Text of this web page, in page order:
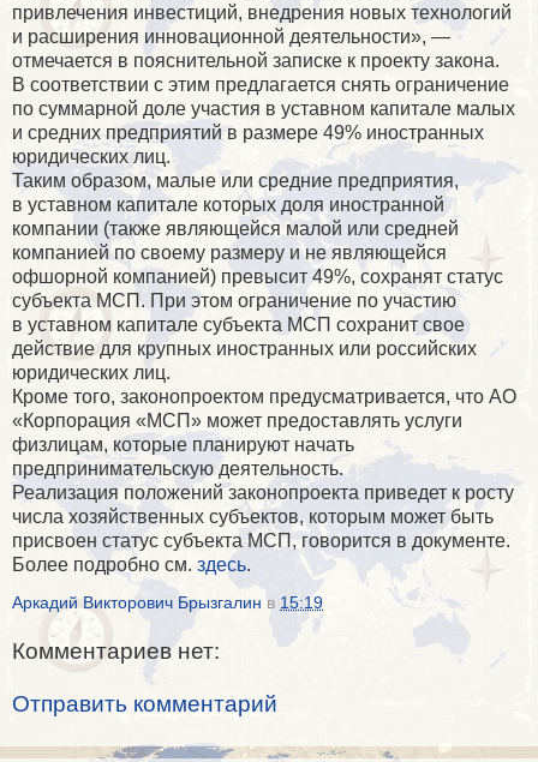
привлечения инвестиций, внедрения новых технологий
и расширения инновационной деятельности», —
отмечается в пояснительной записке к проекту закона.
В соответствии с этим предлагается снять ограничение
по суммарной доле участия в уставном капитале малых
и средних предприятий в размере 49% иностранных
юридических лиц.
Таким образом, малые или средние предприятия,
в уставном капитале которых доля иностранной
компании (также являющейся малой или средней
компанией по своему размеру и не являющейся
офшорной компанией) превысит 49%, сохранят статус
субъекта МСП. При этом ограничение по участию
в уставном капитале субъекта МСП сохранит свое
действие для крупных иностранных или российских
юридических лиц.
Кроме того, законопроектом предусматривается, что АО
«Корпорация «МСП» может предоставлять услуги
физлицам, которые планируют начать
предпринимательскую деятельность.
Реализация положений законопроекта приведет к росту
числа хозяйственных субъектов, которым может быть
присвоен статус субъекта МСП, говорится в документе.
Более подробно см. здесь.
Аркадий Викторович Брызгалин в 15:19
Комментариев нет:
Отправить комментарий